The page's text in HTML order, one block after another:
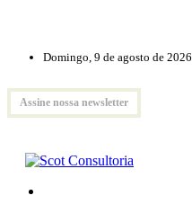
Domingo, 9 de agosto de 2026
Assine nossa newsletter